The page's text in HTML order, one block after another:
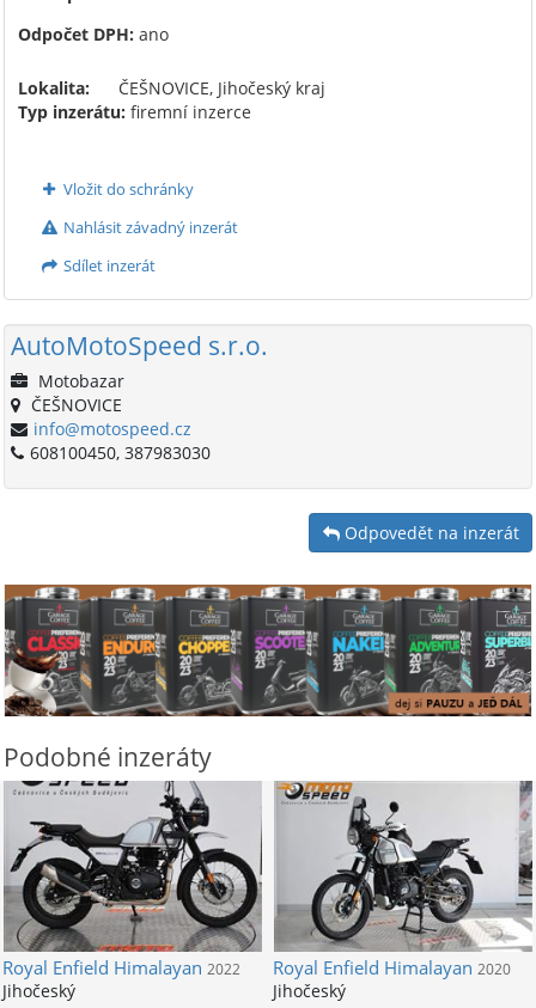
Odpočet DPH: ano
Lokalita:
ČEŠNOVICE, Jihočeský kraj
Typ inzerátu: firemní inzerce
Vložit do schránky
Nahlásit závadný inzerát
Sdílet inzerát
AutoMotoSpeed s.r.o.
Motobazar
ČEŠNOVICE
info@motospeed.cz
608100450, 387983030
Odpovedět na inzerát
Podobné inzeráty
Royal Enfield Himalayan 2022
Jihočeský
Royal Enfield Himalayan 2020
Jihočeský